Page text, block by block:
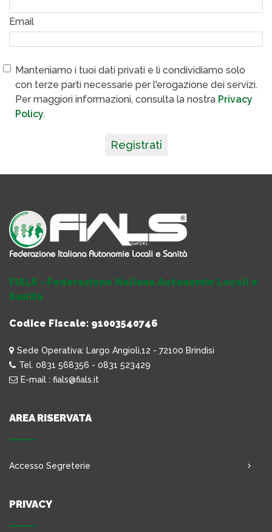
Email
Manteniamo i tuoi dati privati e li condividiamo solo
con terze parti necessarie per l'erogazione dei servizi.
Per maggiori informazioni, consulta la nostra Privacy
Policy.
Registrati
FIALS - Federazione Italiana Autonomie Locali e
Sanità
Codice Fiscale: 91003540746
Sede Operativa: Largo Angioli,12 - 72100 Brindisi
Tel. 0831 568356 - 0831 523429
E-mail : fials@fials.it
AREA RISERVATA
Accesso Segreterie
PRIVACY